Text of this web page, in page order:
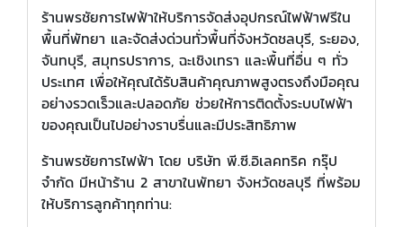
ร้านพรชัยการไฟฟ้าให้บริการจัดส่งอุปกรณ์ไฟฟ้าฟรีใน
พื้นที่พัทยา และจัดส่งด่วนทั่วพื้นที่จังหวัดชลบุรี, ระยอง,
จันทบุรี, สมุทรปราการ, ฉะเชิงเทรา และพื้นที่อื่น ๆ ทั่ว
ประเทศ เพื่อให้คุณได้รับสินค้าคุณภาพสูงตรงถึงมือคุณ
อย่างรวดเร็วและปลอดภัย ช่วยให้การติดตั้งระบบไฟฟ้า
ของคุณเป็นไปอย่างราบรื่นและมีประสิทธิภาพ
ร้านพรชัยการไฟฟ้า โดย บริษัท พี.ซี.อิเลคทริค กรุ๊ป
จำกัด มีหน้าร้าน 2 สาขาในพัทยา จังหวัดชลบุรี ที่พร้อม
ให้บริการลูกค้าทุกท่าน: